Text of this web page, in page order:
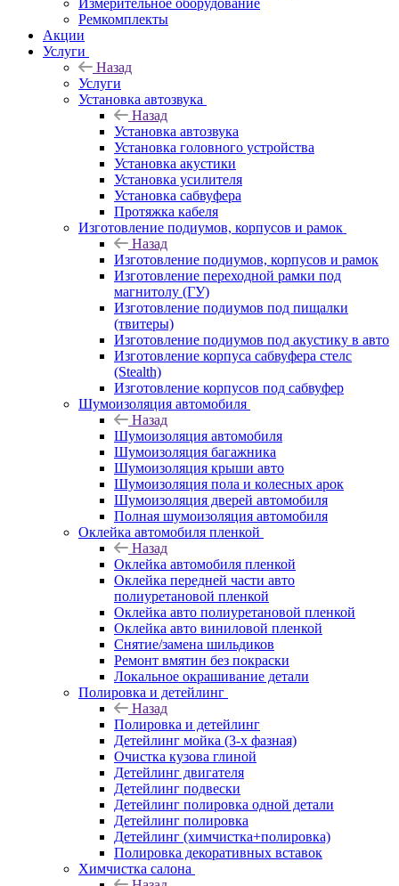
Измерительное оборудование
Ремкомплекты
Акции
Услуги
Назад
Услуги
Установка автозвука
Назад
Установка автозвука
Установка головного устройства
Установка акустики
Установка усилителя
Установка сабвуфера
Протяжка кабеля
Изготовление подиумов, корпусов и рамок
Назад
Изготовление подиумов, корпусов и рамок
Изготовление переходной рамки под
магнитолу (ГУ)
Изготовление подиумов под пищалки
(твитеры)
Изготовление подиумов под акустику в авто
Изготовление корпуса сабвуфера стелс
(Stealth)
Изготовление корпусов под сабвуфер
Шумоизоляция автомобиля
Назад
Шумоизоляция автомобиля
Шумоизоляция багажника
Шумоизоляция крыши авто
Шумоизоляция пола и колесных арок
Шумоизоляция дверей автомобиля
Полная шумоизоляция автомобиля
Оклейка автомобиля пленкой
Назад
Оклейка автомобиля пленкой
Оклейка передней части авто
полиуретановой пленкой
Оклейка авто полиуретановой пленкой
Оклейка авто виниловой пленкой
Снятие/замена шильдиков
Ремонт вмятин без покраски
Локальное окрашивание детали
Полировка и детейлинг
Назад
Полировка и детейлинг
Детейлинг мойка (3-х фазная)
Очистка кузова глиной
Детейлинг двигателя
Детейлинг подвески
Детейлинг полировка одной детали
Детейлинг полировка
Детейлинг (химчистка+полировка)
Полировка декоративных вставок
Химчистка салона